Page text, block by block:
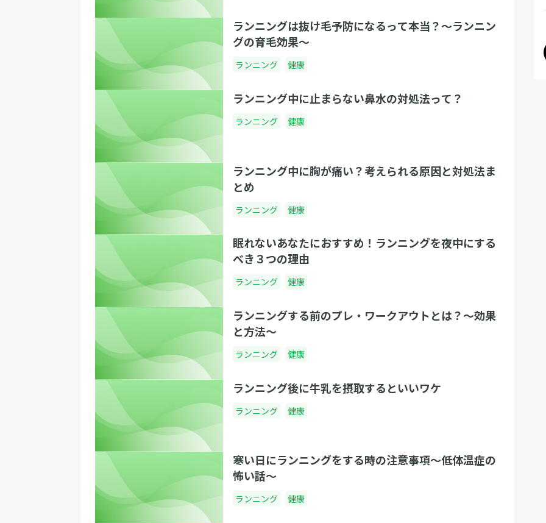
ランニングは抜け毛予防になるって本当？〜ランニン
グの育毛効果〜
ランニング 健康
ランニング中に止まらない鼻水の対処法って？
ランニング 健康
ランニング中に胸が痛い？考えられる原因と対処法ま
とめ
ランニング 健康
眠れないあなたにおすすめ！ランニングを夜中にする
べき３つの理由
ランニング 健康
ランニングする前のプレ・ワークアウトとは？〜効果
と方法〜
ランニング 健康
ランニング後に牛乳を摂取するといいワケ
ランニング 健康
寒い日にランニングをする時の注意事項〜低体温症の
怖い話〜
ランニング 健康